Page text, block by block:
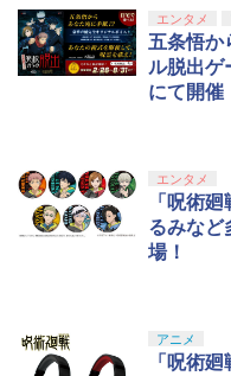
剣
し
￥
エンタメ
五条悟か
ル脱出ゲ
にて開催
エンタメ
「呪術
るみなど
場！
アニメ
「呪術